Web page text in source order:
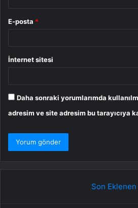
E-posta *
İnternet sitesi
Daha sonraki yorumlarımda
adresim ve site adresim bu tarayıcıya
Son Eklenen